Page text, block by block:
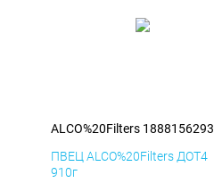
ALCO%20Filters 1888156293
ПВЕЦ ALCO%20Filters ДОТ4
910г